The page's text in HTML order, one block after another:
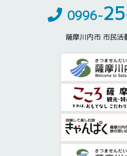
0996-
薩摩川内市 市民活